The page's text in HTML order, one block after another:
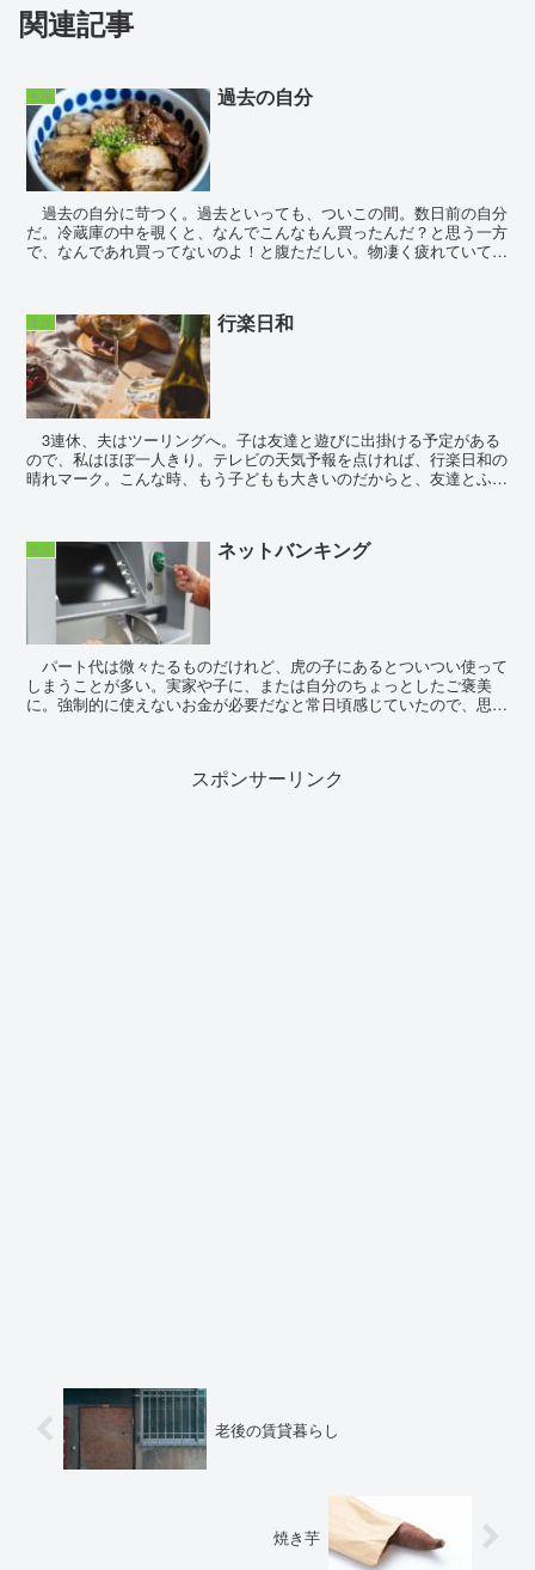
関連記事
生活 過去の自分
過去の自分に苛つく。過去といっても、ついこの間。数日前の自分
だ。冷蔵庫の中を覗くと、なんでこんなもん買ったんだ？と思う一方
で、なんであれ買ってないのよ！と腹ただしい。物凄く疲れていて、
生活 行楽日和
3連休、夫はツーリングへ。子は友達と遊びに出掛ける予定がある
ので、私はほぼ一人きり。テレビの天気予報を点ければ、行楽日和の
晴れマーク。こんな時、もう子どもも大きいのだからと、友達とふら
生活 ネットバンキング
パート代は微々たるものだけれど、虎の子にあるとついつい使って
しまうことが多い。実家や子に、または自分のちょっとしたご褒美
に。強制的に使えないお金が必要だなと常日頃感じていたので、思い
スポンサーリンク
老後の賃貸暮らし
焼き芋